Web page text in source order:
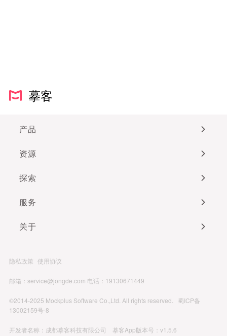
摹客
产品
资源
探索
服务
关于
隐私政策 使用协议
邮箱：service@jongde.com 电话：19130671449
©2014-2025 Mockplus Software Co.,Ltd. All rights reserved. 蜀ICP备
13002159号-8
开发者名称：成都摹客科技有限公司 摹客App版本号：v1.5.6